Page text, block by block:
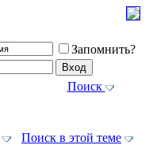
Запомнить?
Поиск
Поиск в этой теме